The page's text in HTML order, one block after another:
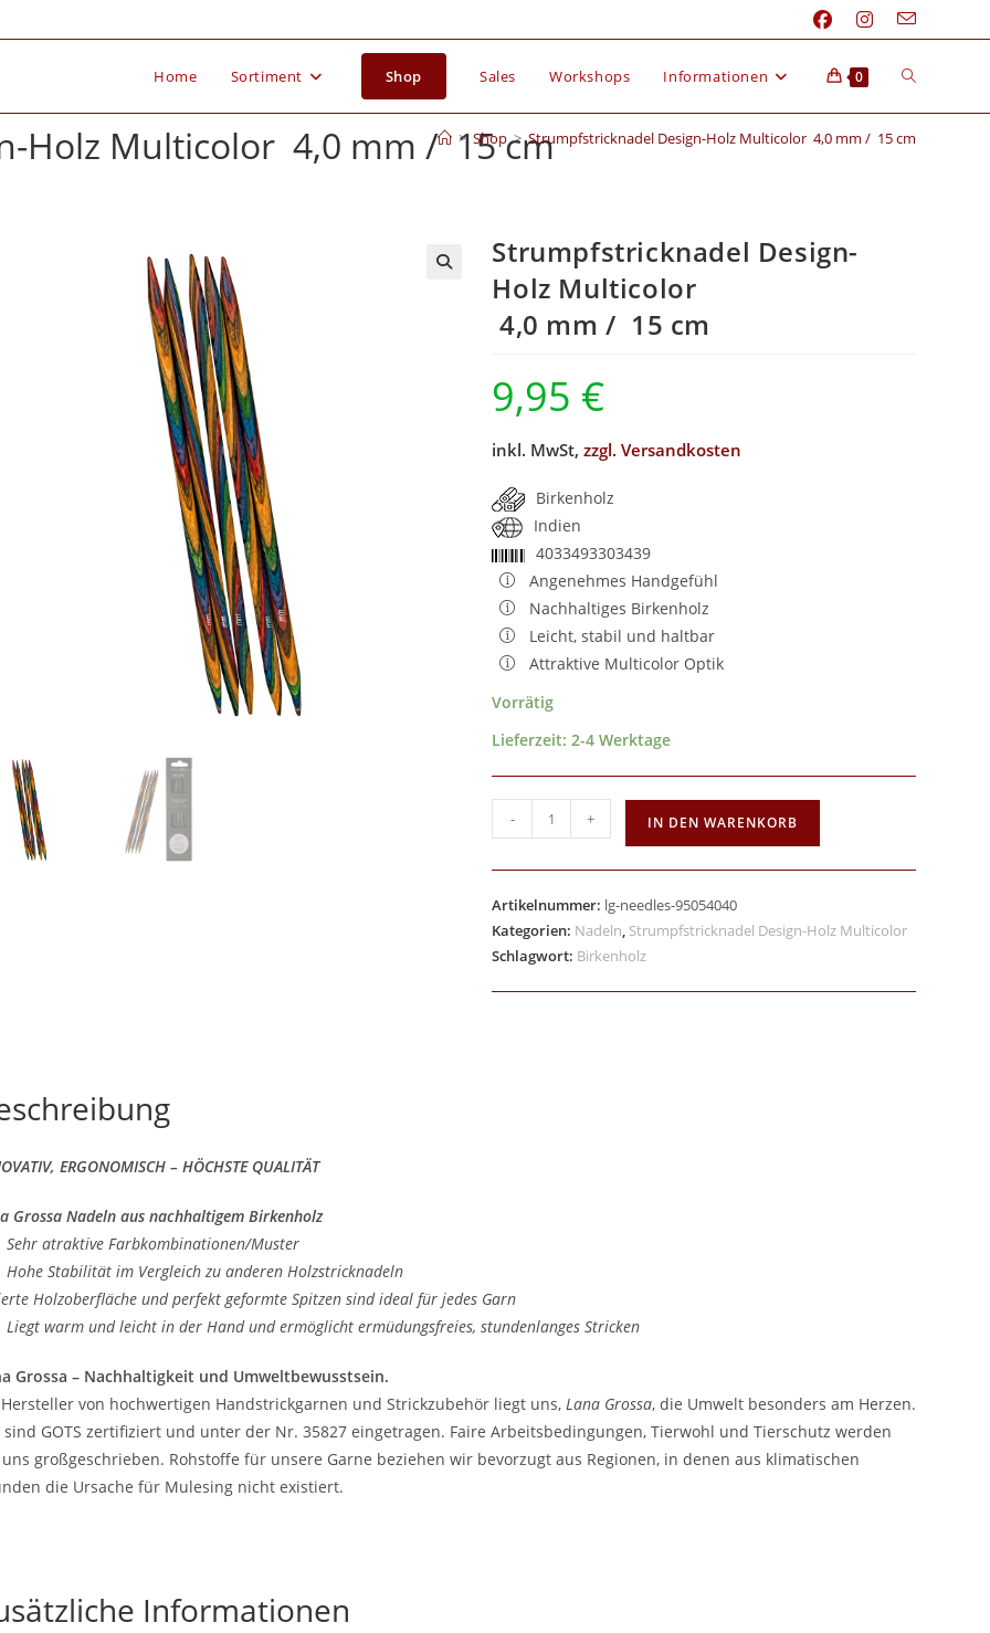
Home Sortiment Shop Sales Workshops Informationen 0
Holz Multicolor 4,0 mm / 15 cm
> Shop > Strumpfstricknadel Design-Holz Multicolor 4,0 mm / 15 cm
Strumpfstricknadel Design-
Holz Multicolor
4,0 mm / 15 cm
9,95 €
inkl. MwSt,zzgl. Versandkosten
Birkenholz
Indien
4033493303439
Angenehmes Handgefühl
Nachhaltiges Birkenholz
Leicht, stabil und haltbar
Attraktive Multicolor Optik
Vorrätig
Lieferzeit:2-4 Werktage
- + IN DEN WARENKORB
Artikelnummer: lg-needles-95054040
Kategorien: Nadeln, Strumpfstricknadel Design-Holz Multicolor
Schlagwort: Birkenholz
ERGONOMISCH – HÖCHSTE QUALITÄT
Grossa Nadeln aus nachhaltigem Birkenholz
atraktive Farbkombinationen/Muster
Stabilität im Vergleich zu anderen Holzstricknadeln
Holzoberfläche und perfekt geformte Spitzen sind ideal für jedes Garn
warm und leicht in der Hand und ermöglicht ermüdungsfreies, stundenlanges Stricken
Grossa – Nachhaltigkeit und Umweltbewusstsein.
von hochwertigen Handstrickgarnen und Strickzubehör liegt uns, Lana Grossa, die Umwelt besonders am Herzen.
sind GOTS zertifiziert und unter der Nr. 35827 eingetragen. Faire Arbeitsbedingungen, Tierwohl und Tierschutz werden
großgeschrieben. Rohstoffe für unsere Garne beziehen wir bevorzugt aus Regionen, in denen aus klimatischen
die Ursache für Mulesing nicht existiert.
Informationen